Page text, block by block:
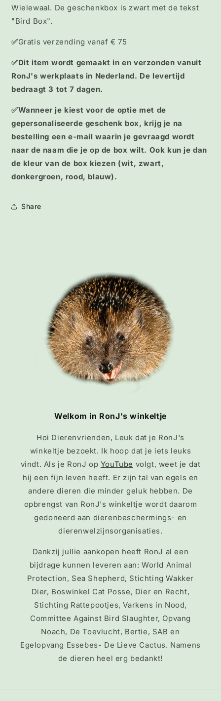
Wielewaal. De geschenkbox is zwart met de tekst
"Bird Box".
✅Gratis verzending vanaf € 75
✅Dit item wordt gemaakt in en verzonden vanuit
RonJ's werkplaats in Nederland. De levertijd
bedraagt 3 tot 7 dagen.
✅Wanneer je kiest voor de optie met de
gepersonaliseerde geschenk box, krijg je na
bestelling een e-mail waarin je gevraagd wordt
naar de naam die je op de box wilt. Ook kun je dan
de kleur van de box kiezen (wit, zwart,
donkergroen, rood, blauw).
Share
Welkom in RonJ's winkeltje
Hoi Dierenvrienden, Leuk dat je RonJ's
winkeltje bezoekt. Ik hoop dat je iets leuks
vindt. Als je RonJ op YouTube volgt, weet je dat
hij een fijn leven heeft. Er zijn tal van egels en
andere dieren die minder geluk hebben. De
opbrengst van RonJ's winkeltje wordt daarom
gedoneerd aan dierenbeschermings- en
dierenwelzijnsorganisaties.
Dankzij jullie aankopen heeft RonJ al een
bijdrage kunnen leveren aan: World Animal
Protection, Sea Shepherd, Stichting Wakker
Dier, Boswinkel Cat Posse, Dier en Recht,
Stichting Rattepootjes, Varkens in Nood,
Committee Against Bird Slaughter, Opvang
Noach, De Toevlucht, Bertie, SAB en
Egelopvang Essebes- De Lieve Cactus. Namens
de dieren heel erg bedankt!